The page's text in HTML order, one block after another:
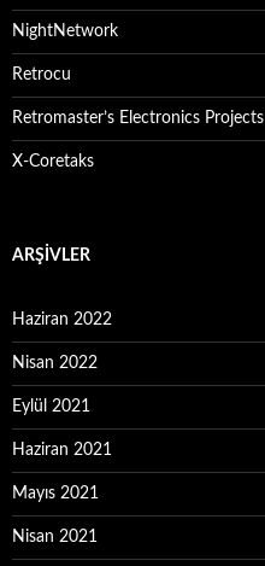
NightNetwork
Retrocu
Retromaster’s Electronics Projects
X-Coretaks
ARŞIVLER
Haziran 2022
Nisan 2022
Eylül 2021
Haziran 2021
Mayıs 2021
Nisan 2021